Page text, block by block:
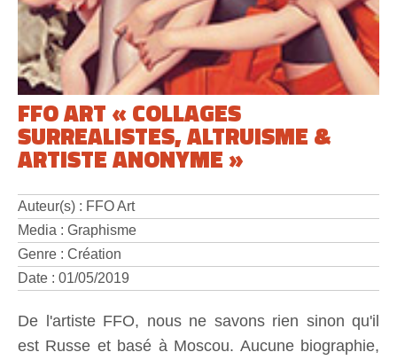
FFO ART « COLLAGES
SURREALISTES, ALTRUISME &
ARTISTE ANONYME »
Auteur(s) : FFO Art
Media : Graphisme
Genre : Création
Date : 01/05/2019
De l'artiste FFO, nous ne savons rien sinon qu'il
est Russe et basé à Moscou. Aucune biographie,